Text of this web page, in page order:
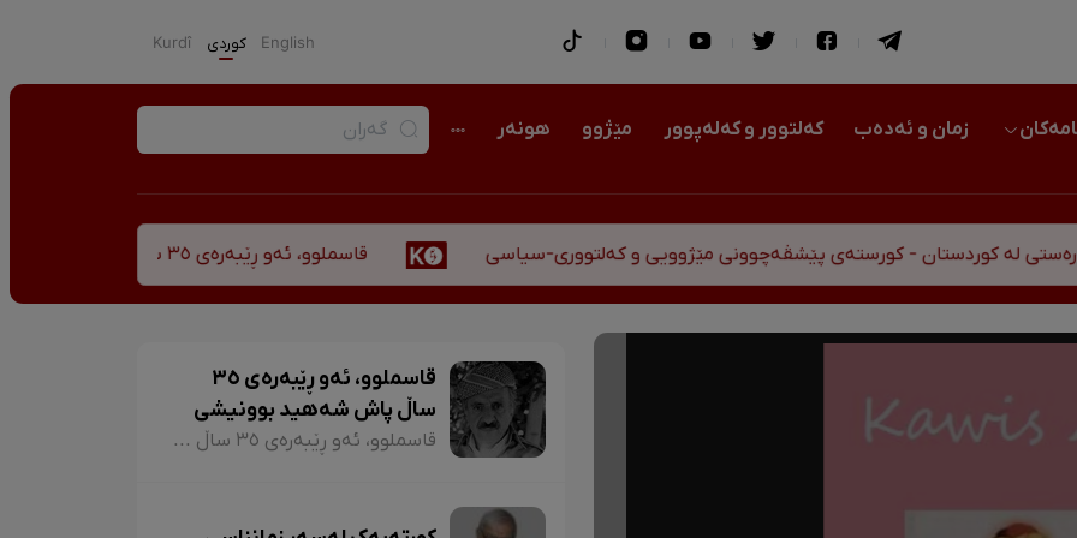
English كوردی Kurdî
زمان و ئەدەب کەلتوور و کەلەپوور مێژوو هونەر
کوردستان - کورستەی پێشڤەچوونی مێژوویی و کەلتووری-سیاسی قاسملوو، ئەو ڕێبەرەی ٣٥ ساڵ پاش شەهید بوونیشی ڕێبازەکەی هەر زیندووە
قاسملوو، ئەو ڕێبەرەی ٣٥
ساڵ پاش شەهید بوونیشی
ڕێبازەکەی هەر زیندووە
قاسملوو، ئەو ڕێبەرەی ٣٥ ساڵ پاش شەهید بوونیشی ڕێبازەکەی هەر زیندووە